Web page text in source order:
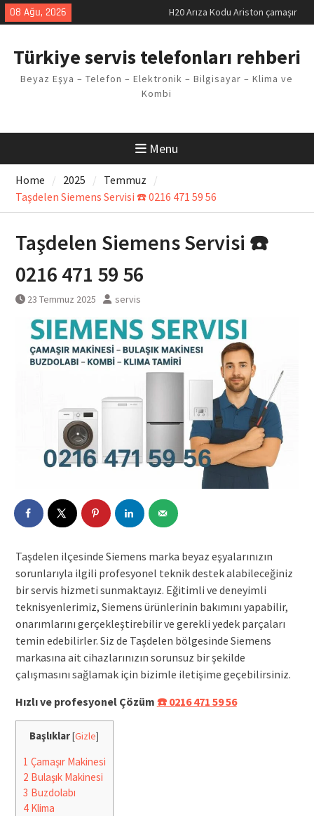
Skip
to
08 Ağu, 2026
LG kombi E2 Arızası Çözümü
Vaillant çamaşır makinesi E03
Arıza Kodu
Ferroli klima E3 Arızası Çözümü
Türkiye servis telefonları rehberi
Beyaz Eşya – Telefon – Elektronik – Bilgisayar – Klima ve
Kombi
Menu
Home 2025
Temmuz
Taşdelen Siemens Servisi ☎️ 0216 471 59 56
Taşdelen Siemens Servisi ☎️
0216 471 59 56
23 Temmuz 2025 servis
Taşdelen ilçesinde Siemens marka beyaz eşyalarınızın
sorunlarıyla ilgili profesyonel teknik destek alabileceğiniz
bir servis hizmeti sunmaktayız. Eğitimli ve deneyimli
teknisyenlerimiz, Siemens ürünlerinin bakımını yapabilir,
onarımlarını gerçekleştirebilir ve gerekli yedek parçaları
temin edebilirler. Siz de Taşdelen bölgesinde Siemens
markasına ait cihazlarınızın sorunsuz bir şekilde
çalışmasını sağlamak için bizimle iletişime geçebilirsiniz.
Hızlı ve profesyonel Çözüm ☎️ 0216 471 59 56
Başlıklar[Gizle]
1 Çamaşır Makinesi
2 Bulaşık Makinesi
3 Buzdolabı
4Klima